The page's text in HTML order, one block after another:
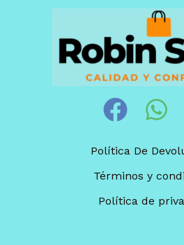
Política De
Términos y
Política de